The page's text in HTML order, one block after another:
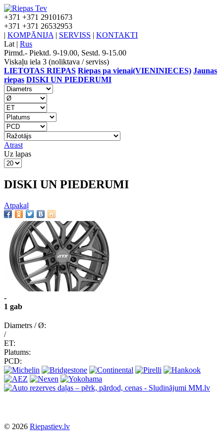
+371 +371 29101673
+371 +371 26532953
| KOMPĀNIJA | SERVISS | KONTAKTI
Lat | Rus
Pirmd.- Piektd. 9-19.00, Sestd. 9-15.00
Viskaļu iela 3 (noliktava / serviss)
LIETOTAS RIEPAS Riepas pa vienai(VIENINIECES) Jaunas
riepas DISKI UN PIEDERUMI
Atrast
Uz lapas
DISKI UN PIEDERUMI
Atpakaļ
-
1 gab
Diametrs / Ø:
/
ET:
Platums:
PCD:
© 2026 Riepastiev.lv